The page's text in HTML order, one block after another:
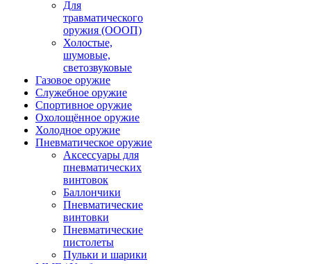
Для
травматического
оружия (ОООП)
Холостые,
шумовые,
светозвуковые
Газовое оружие
Служебное оружие
Спортивное оружие
Охолощённое оружие
Холодное оружие
Пневматическое оружие
Аксессуары для
пневматических
винтовок
Баллончики
Пневматические
винтовки
Пневматические
пистолеты
Пульки и шарики